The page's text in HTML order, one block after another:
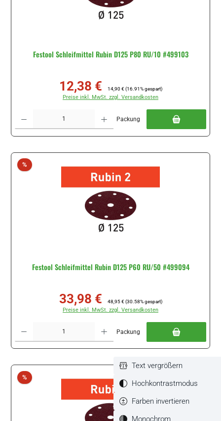
Festool Schleifmittel Rubin D125 P80 RU/10 #499103
Verkaufspreis:
12,38 € Regulärer Preis:
14,90 € (16.91% gespart)
Preise inkl. MwSt. zzgl. Versandkosten
Packung
%Rabatt
Festool Schleifmittel Rubin D125 P60 RU/50 #499094
Verkaufspreis:
33,98 € 48,95 € (30.58% gespart)
Preise inkl. MwSt. zzgl. Versandkosten
Packung
%Rabatt
Text vergrößern
Hochkontrastmodus
Farben invertieren
Monochrom